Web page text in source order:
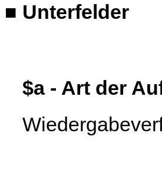
■ Unterfelder
$a - Art der